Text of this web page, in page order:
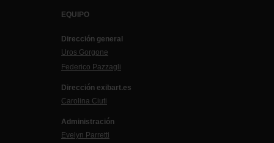
EQUIPO
Dirección general
Uros Gorgone
Federico Pazzagli
Dirección exibart.es
Carolina Ciuti
Administración
Evelyn Parretti